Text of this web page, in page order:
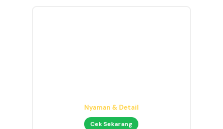
Nyaman & Detail
Cek Sekarang